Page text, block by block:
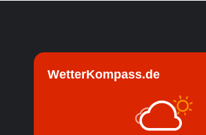
WetterKompass.de